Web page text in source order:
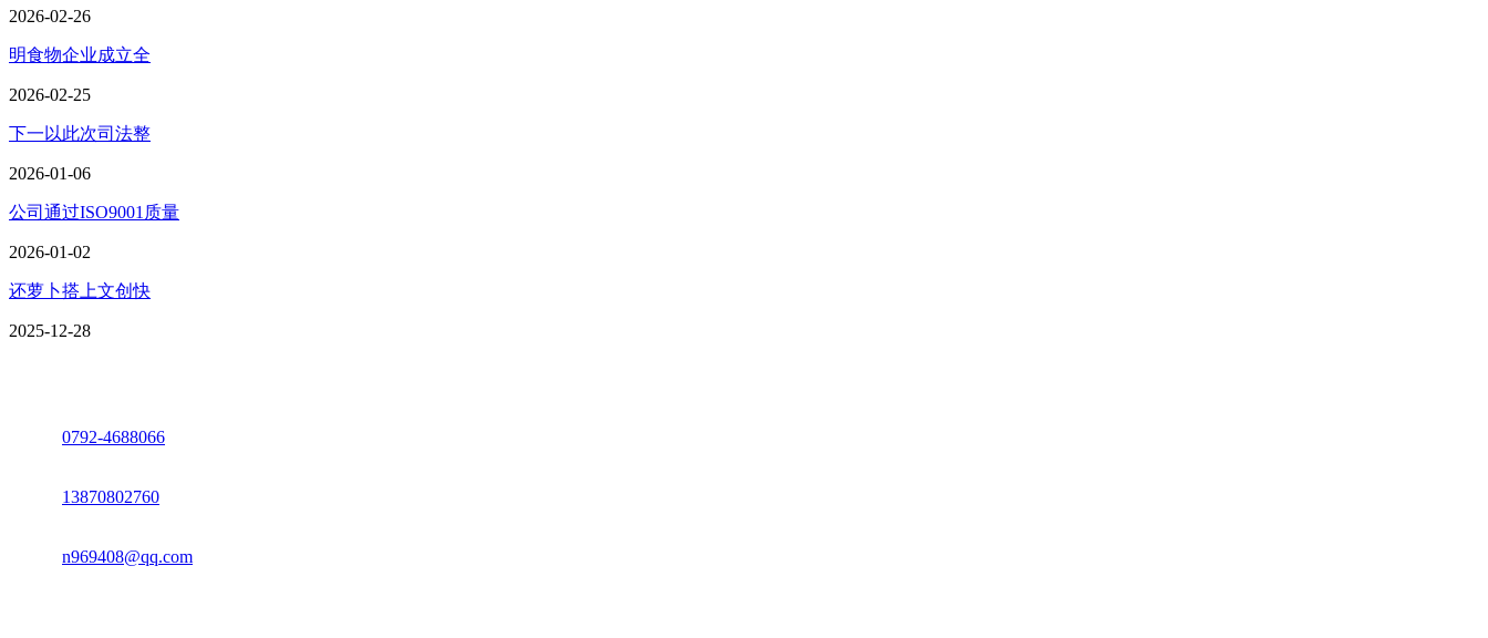
2026-02-26
明食物企业成立全
2026-02-25
下一以此次司法整
2026-01-06
公司通过ISO9001质量
2026-01-02
还萝卜搭上文创快
2025-12-28
0792-4688066
13870802760
n969408@qq.com